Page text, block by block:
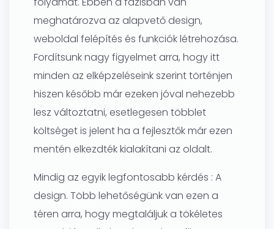
meghatározva az alapvető design,
weboldal felépítés és funkciók létrehozása.
Fordítsunk nagy figyelmet arra, hogy itt
minden az elképzeléseink szerint történjen
hiszen később már ezeken jóval nehezebb
lesz változtatni, esetlegesen többlet
költséget is jelent ha a fejlesztők már ezen
mentén elkezdték kialakítani az oldalt.
Mindig az egyik legfontosabb kérdés : A
design. Több lehetőségünk van ezen a
téren arra, hogy megtaláljuk a tökéletes